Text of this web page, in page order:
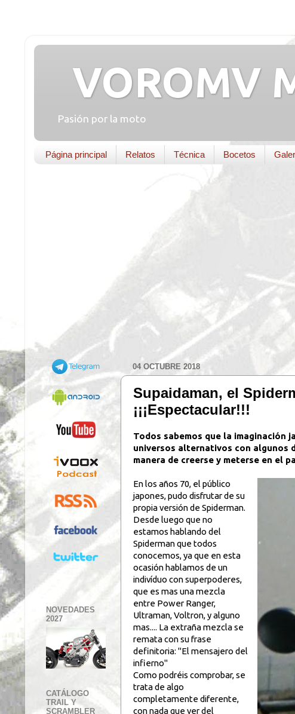
VOROMV
Pasión por la moto
Página principal Relatos Técnica Bocetos
04 OCTUBRE 2018
Supaidaman, el
¡¡¡Espectacular!!!
Todos sabemos que la imaginación
universos alternativos con algunos
manera de creerse y meterse en el
En los años 70, el público
japones, pudo disfrutar de su
propia versión de Spiderman.
Desde luego que no
estamos hablando del
Spiderman que todos
conocemos, ya que en esta
ocasión hablamos de un
indivíduo con superpoderes,
que es mas una mezcla
entre Power Ranger,
Ultraman, Voltron, y alguno
mas.... La extraña mezcla se
remata con su frase
definitoria: "El mensajero del
infierno"
Como podréis comprobar, se
trata de algo
completamente diferente,
con nada que ver del
NOVEDADES
2027
CATÁLOGO
TRAIL Y
SCRAMBLER